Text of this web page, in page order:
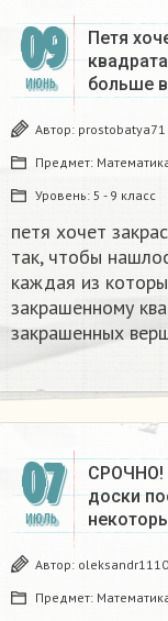
09
ИЮНЬ
Петя
больше
Автор: prostobatya71
Предмет:
Уровень: 5 - 9 класс
петя хочет
так, чтобы
каждая из
закрашенному
закрашенных
07
ИЮЛЬ
доски
Автор:
Предмет: